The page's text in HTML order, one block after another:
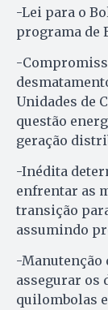
-Lei para o
programa de
-
Unidades de
questão
geração
-Inédita
enfrentar as
transição
assumindo
-Manutenção
assegurar os
quilombolas